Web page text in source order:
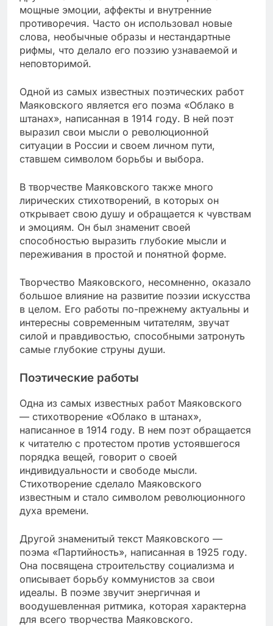
мощные эмоции, аффекты и внутренние
противоречия. Часто он использовал новые
слова, необычные образы и нестандартные
рифмы, что делало его поэзию узнаваемой и
неповторимой.
Одной из самых известных поэтических работ
Маяковского является его поэма «Облако в
штанах», написанная в 1914 году. В ней поэт
выразил свои мысли о революционной
ситуации в России и своем личном пути,
ставшем символом борьбы и выбора.
В творчестве Маяковского также много
лирических стихотворений, в которых он
открывает свою душу и обращается к чувствам
и эмоциям. Он был знаменит своей
способностью выразить глубокие мысли и
переживания в простой и понятной форме.
Творчество Маяковского, несомненно, оказало
большое влияние на развитие поэзии искусства
в целом. Его работы по-прежнему актуальны и
интересны современным читателям, звучат
силой и правдивостью, способными затронуть
самые глубокие струны души.
Поэтические работы
Одна из самых известных работ Маяковского
— стихотворение «Облако в штанах»,
написанное в 1914 году. В нем поэт обращается
к читателю с протестом против устоявшегося
порядка вещей, говорит о своей
индивидуальности и свободе мысли.
Стихотворение сделало Маяковского
известным и стало символом революционного
духа времени.
Другой знаменитый текст Маяковского —
поэма «Партийность», написанная в 1925 году.
Она посвящена строительству социализма и
описывает борьбу коммунистов за свои
идеалы. В поэме звучит энергичная и
воодушевленная ритмика, которая характерна
для всего творчества Маяковского.